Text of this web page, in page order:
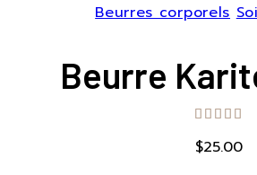
Beurres corporels
Beurre
$25.00